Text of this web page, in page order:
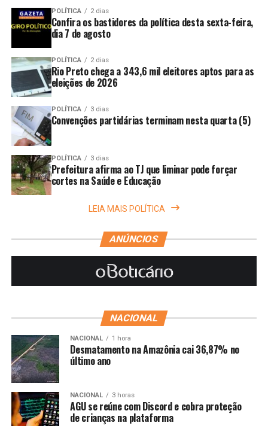
POLÍTICA 2 dias
Confira os bastidores da política desta sexta-feira,
dia 7 de agosto
POLÍTICA 2 dias
Rio Preto chega a 343,6 mil eleitores aptos para as
eleições de 2026
POLÍTICA 3 dias
Convenções partidárias terminam nesta quarta (5)
POLÍTICA 3 dias
Prefeitura afirma ao TJ que liminar pode forçar
cortes na Saúde e Educação
LEIA MAIS POLÍTICA
ANÚNCIOS
NACIONAL
NACIONAL 1 hora
Desmatamento na Amazônia cai 36,87% no
último ano
NACIONAL 3 horas
AGU se reúne com Discord e cobra proteção
de crianças na plataforma